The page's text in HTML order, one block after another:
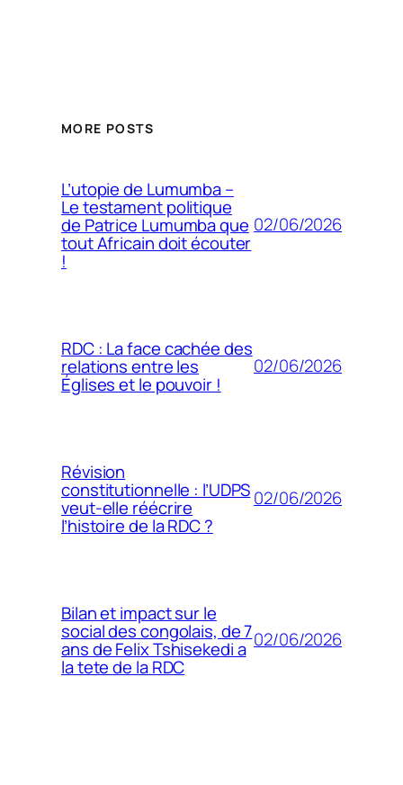
MORE POSTS
L’utopie de Lumumba –
Le testament politique
de Patrice Lumumba que
tout Africain doit écouter
!
02/06/2026
RDC : La face cachée des
relations entre les
Églises et le pouvoir !
02/06/2026
Révision
constitutionnelle : l’UDPS
veut-elle réécrire
l’histoire de la RDC ?
02/06/2026
Bilan et impact sur le
social des congolais, de 7
ans de Felix Tshisekedi a
la tete de la RDC
02/06/2026